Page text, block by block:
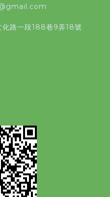
化路一段188巷9弄18號